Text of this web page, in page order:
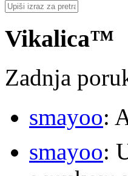
Vikalica™
Zadnja
smayoo:
smayoo: